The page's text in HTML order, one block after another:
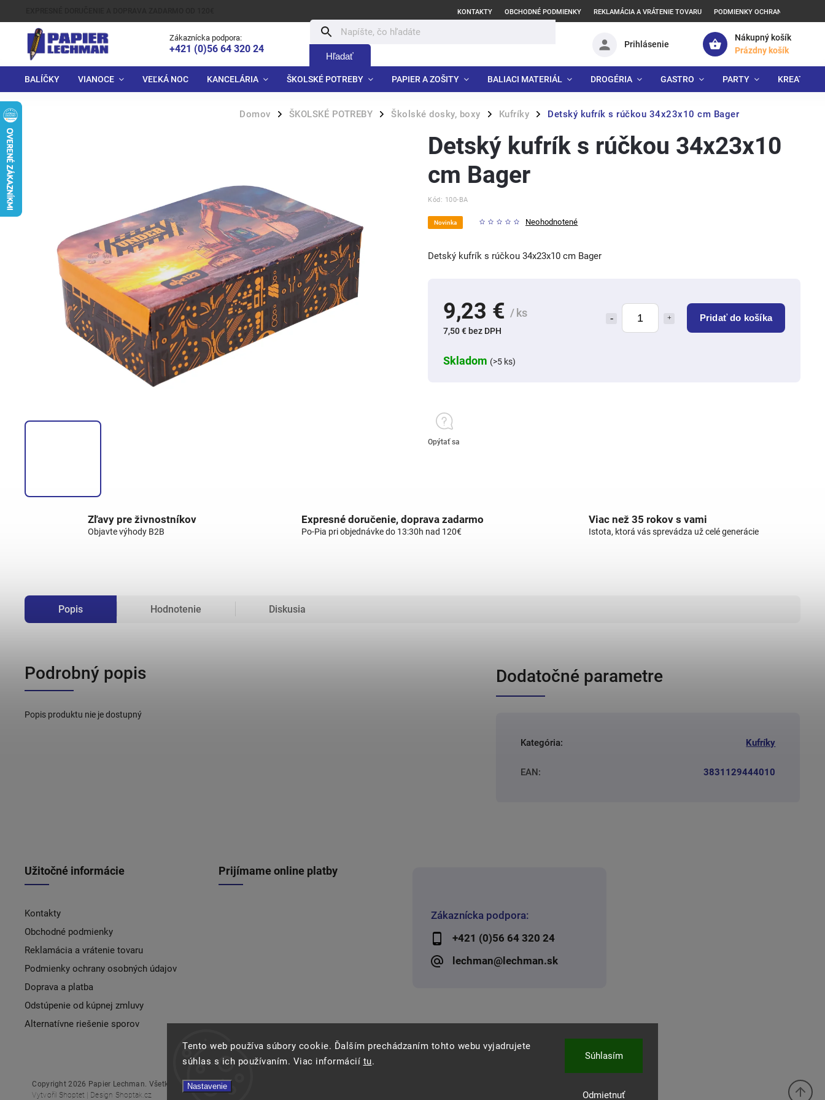
Tento web používa súbory cookie. Ďalším prechádzaním tohto webu vyjadrujete
súhlas s ich používaním. Viac informácií tu.
Nastavenie
Odmietnuť
Súhlasím
KONTAKTY OBCHODNÉ PODMIENKY REKLAMÁCIA A VRÁTENIE TOVARU PODMIENKY OCHRANY
Zákaznícka podpora:
+421 (0)56 64 320 24
Hľadať
Nákupný košík
Prázdny košík
Prihlásenie
BALÍČKY VIANOCE VEĽKÁ NOC KANCELÁRIA ŠKOLSKÉ POTREBY PAPIER A ZOŠITY BALIACI MATERIÁL DROGÉRIA GASTRO PARTY
Domov / ŠKOLSKÉ POTREBY / Školské dosky, boxy / Kufríky / Detský kufrík s rúčkou 34x23x10 cm Bager
9,23 € / ks
7,50 € bez DPH
Pridať do košíka
Skladom (>5 ks)
Detský kufrík s rúčkou 34x23x10
cm Bager
Kód: 100-BA
Novinka Neohodnotené
Detský kufrík s rúčkou 34x23x10 cm Bager
Opýtať sa
Zľavy pre živnostníkov
Objavte výhody B2B
Expresné doručenie, doprava zadarmo
Po-Pia pri objednávke do 13:30h nad 120€
Viac než 35 rokov s vami
Istota, ktorá vás sprevádza už celé generácie
Popis Hodnotenie Diskusia
Podrobný popis
Popis produktu nie je dostupný
Dodatočné parametre
Kategória: Kufríky
EAN: 3831129444010
Zákaznícka podpora:
+421 (0)56 64 320 24
lechman@lechman.sk
Užitočné informácie
Kontakty
Obchodné podmienky
Reklamácia a vrátenie tovaru
Podmienky ochrany osobných údajov
Doprava a platba
Odstúpenie od kúpnej zmluvy
Alternatívne riešenie sporov
Prijímame online platby
Copyright 2026 Papier Lechman . Všetky práva vyhradené.
Vytvořil Shoptet | Design Shoptak.cz